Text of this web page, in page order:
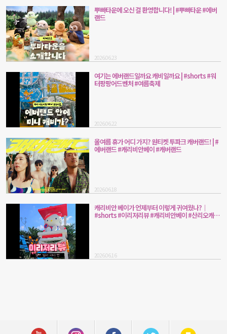
뿌빠타운에 오신 걸 환영합니다! | #뿌빠타운 #에버
랜드
2026.06.23
여기는 에버랜드일까요 캐비일까요 | #shorts #워
터팡팡어드벤처 #여름축제
2026.06.22
올여름 휴가 어디 가지? 원티켓 투파크 캐버랜드! | #
에버랜드 #캐리비안베이 #캐버랜드
2026.06.18
캐리비안 베이가 언제부터 이렇게 귀여웠나?｜
#shorts #이리저리뷰 #캐리비안베이 #산리오캐릭
2026.06.16